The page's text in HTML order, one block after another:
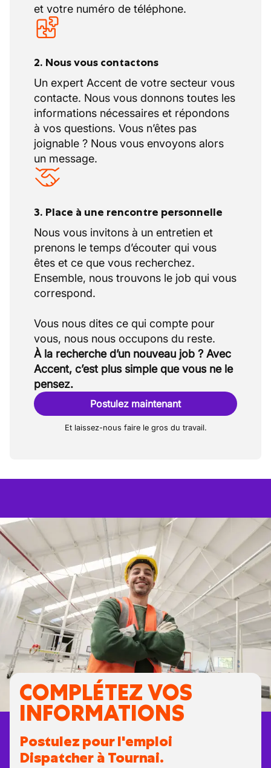
et votre numéro de téléphone.
2. Nous vous contactons
Un expert Accent de votre secteur vous
contacte. Nous vous donnons toutes les
informations nécessaires et répondons
à vos questions. Vous n’êtes pas
joignable ? Nous vous envoyons alors
un message.
3. Place à une rencontre personnelle
Nous vous invitons à un entretien et
prenons le temps d’écouter qui vous
êtes et ce que vous recherchez.
Ensemble, nous trouvons le job qui vous
correspond.
Vous nous dites ce qui compte pour
À la recherche d’un nouveau job ? Avec
Accent, c’est plus simple que vous ne le
pensez.
Postulez maintenant
Et laissez-nous faire le gros du travail.
COMPLÉTEZ VOS
INFORMATIONS
Postulez pour l'emploi
Dispatcher à Tournai.